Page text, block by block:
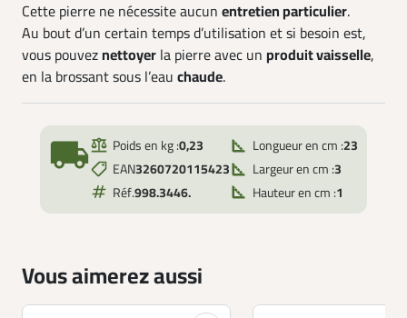
Cette pierre ne nécessite aucun entretien particulier.
Au bout d’un certain temps d’utilisation et si besoin est,
vous pouveznettoyer la pierre avec un produit vaisselle,
en la brossant sous l’eau chaude.
local_shipping Poids en kg :0,23
EAN3260720115423
Réf.998.3446.
Longueur en cm :23
Largeur en cm :3
Hauteur en cm :1
Vous aimerez aussi